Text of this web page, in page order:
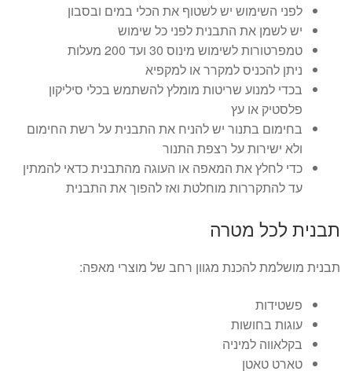
לפני השימוש יש לשטוף את הכלי במים ובסבון
יש לשמן את התבנית לפני כל שימוש
טמפרטורות לשימוש מינוס 30 ועד 200 מעלות
ניתן להכניס למקרר או למקפיא
בכדי למנוע שריטות מומלץ להשתמש בכלי סיליקון
פלסטיק או עץ
בחימום בתנור יש להניח את התבנית על רשת החימום
ולא ישירות על רצפת התנור
כדי לחלץ את המאפה או העוגה מהתבנית כדאי להמתין
עד להתקררות מוחלטת ואז להפוך את התבנית
תבנית לכל מטרה
תבנית מושלמת להכנת מגוון רחב של מוצרי מאפה:
פשטידות
עוגות בחושות
בקלאווה למיניה
טארט טאטן